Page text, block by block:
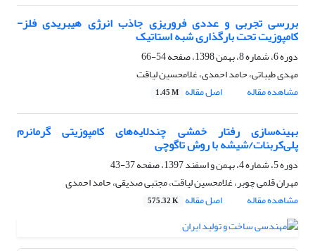
بررسی تجربی و عددی فروریزی جاذب انرژی هیبریدی فلز-
کامپوزیت تحت بارگذاری شبه استاتیک
دوره 6، شماره 8، بهمن 1398، صفحه
54-66
مهدی طیباتی، حامد احمدی، غلامحسین لیاقت
مشاهده مقاله
اصل مقاله 1.45 M
بهینه‌سازی رفتار خمشی چندلایه‌های کامپوزیتی گرمانرم
پلی‌کربنات/شیشه با روش تاگوچی
دوره 5، شماره 4، بهمن و اسفند 1397، صفحه
37-43
مهران قلمی چوبر، غلامحسین لیاقت، مجتبی صدیقی، حامد احمدی
مشاهده مقاله
اصل مقاله 575.32 K